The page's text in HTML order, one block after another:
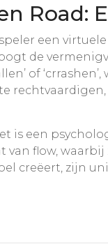
Road:
een
de
of
is een
van flow,
creëert, zijn